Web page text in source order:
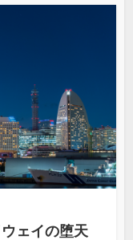
ェイの堕天